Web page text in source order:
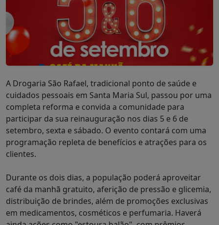
A Drogaria São Rafael, tradicional ponto de saúde e
cuidados pessoais em Santa Maria Sul, passou por uma
completa reforma e convida a comunidade para
participar da sua reinauguração nos dias 5 e 6 de
setembro, sexta e sábado. O evento contará com uma
programação repleta de benefícios e atrações para os
clientes.
Durante os dois dias, a população poderá aproveitar
café da manhã gratuito, aferição de pressão e glicemia,
distribuição de brindes, além de promoções exclusivas
em medicamentos, cosméticos e perfumaria. Haverá